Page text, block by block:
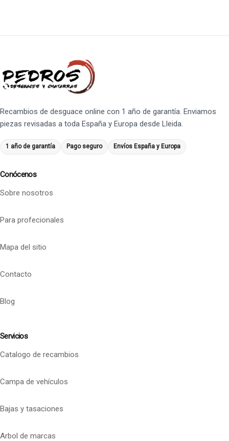
Recambios de desguace online con 1 año de garantía. Enviamos
piezas revisadas a toda España y Europa desde Lleida.
1 año de garantía Pago seguro Envíos España y Europa
Conócenos
Sobre nosotros
Para profecionales
Mapa del sitio
Contacto
Blog
Servicios
Catalogo de recambios
Campa de vehículos
Bajas y tasaciones
Arbol de marcas